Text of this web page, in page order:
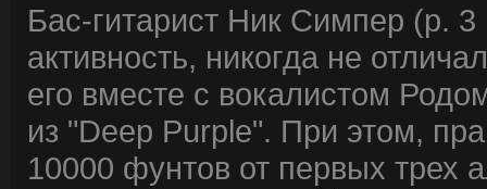
Бас-гитарист Ник Симпер (р.
активность, никогда не
его вместе с вокалистом
из "Deep Purple". При этом,
10000 фунтов от первых трех